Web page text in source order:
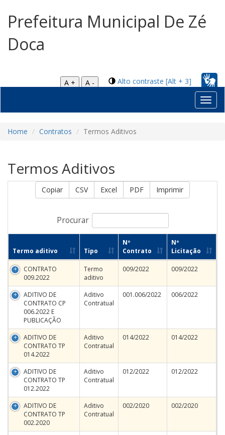
Prefeitura Municipal De Zé
Doca
Alto contraste [Alt + 3]
A +
A -
Home Contratos Termos Aditivos
Termos Aditivos
Copiar CSV Excel PDF Imprimir
Procurar
Termo aditivo Tipo
Nº
Contrato
Nº
Licitação
CONTRATO
009.2022
Termo
aditivo
009/2022 009/2022
ADITIVO DE
CONTRATO CP
006.2022 E
PUBLICAÇÃO
Aditivo
Contratual
001.006/2022 006/2022
ADITIVO DE
CONTRATO TP
014.2022
Aditivo
Contratual
014/2022 014/2022
ADITIVO DE
CONTRATO TP
012.2022
Aditivo
Contratual
012/2022 012/2022
ADITIVO DE
CONTRATO TP
002.2020
Aditivo
Contratual
002/2020 002/2020